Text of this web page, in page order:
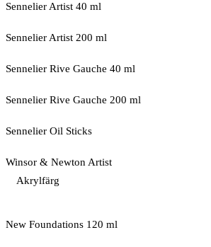
Sennelier Artist 40 ml
Sennelier Artist 200 ml
Sennelier Rive Gauche 40 ml
Sennelier Rive Gauche 200 ml
Sennelier Oil Sticks
Winsor & Newton Artist
Akrylfärg
New Foundations 120 ml